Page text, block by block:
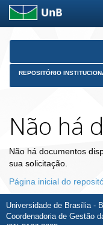
Skip
REPOSITÓRIO
Não há
Não há documentos
sua solicitação.
Página inicial do
Universidade de Brasília -
Coordenadoria de Gestão